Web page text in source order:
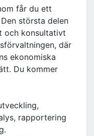
får du ett
största delen
och konsultativt
där
ekonomiska
Du kommer
rapportering